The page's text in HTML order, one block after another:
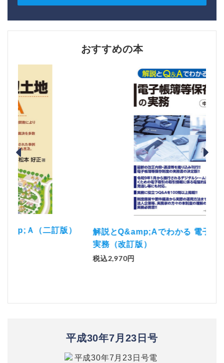
おすすめの本
解説とQ&amp;Aでわかる 電子帳簿等保存制度の
平成30年7月23日号